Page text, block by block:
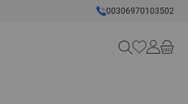
00306970103502
Search